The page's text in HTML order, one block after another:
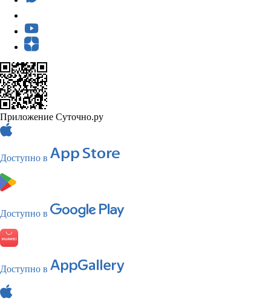
Приложение Суточно.ру
Доступно в
Доступно в
Доступно в